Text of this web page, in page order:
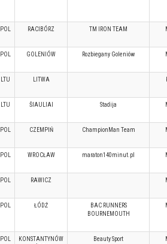
POL RACIBÓRZ TM IRON TEAM
POL GOLENIÓW Rozbiegany Goleniów
LTU LITWA
LTU ŠIAULIAI Stadija
POL CZEMPIŃ ChampionMan Team
POL WROCŁAW maraton140minut.pl
POL RAWICZ
POL ŁÓDŹ
BAC RUNNERS
BOURNEMOUTH
POL
KONSTANTYNÓW
Beauty Sport